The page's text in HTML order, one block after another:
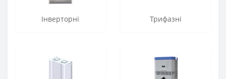
Інверторні Трифазні